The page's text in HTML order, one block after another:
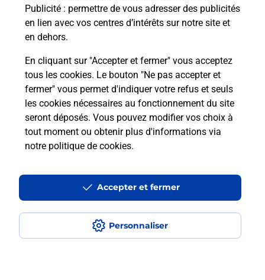
Publicité : permettre de vous adresser des publicités
en lien avec vos centres d’intérêts sur notre site et
en dehors.
En cliquant sur "Accepter et fermer" vous acceptez
tous les cookies. Le bouton "Ne pas accepter et
fermer" vous permet d'indiquer votre refus et seuls
les cookies nécessaires au fonctionnement du site
seront déposés. Vous pouvez modifier vos choix à
tout moment ou obtenir plus d'informations via
notre politique de cookies.
Personnaliser
Accepter et fermer
Qu'est-ce qu'un NEPH ?
Localiser Liste
Liste - examen code de la route
Lozère - examen code de la route
Saint Chely D' Apcher - examen code de la route
Accessibilité : partiellement conforme
Conditions contractuelles
Mentions légales